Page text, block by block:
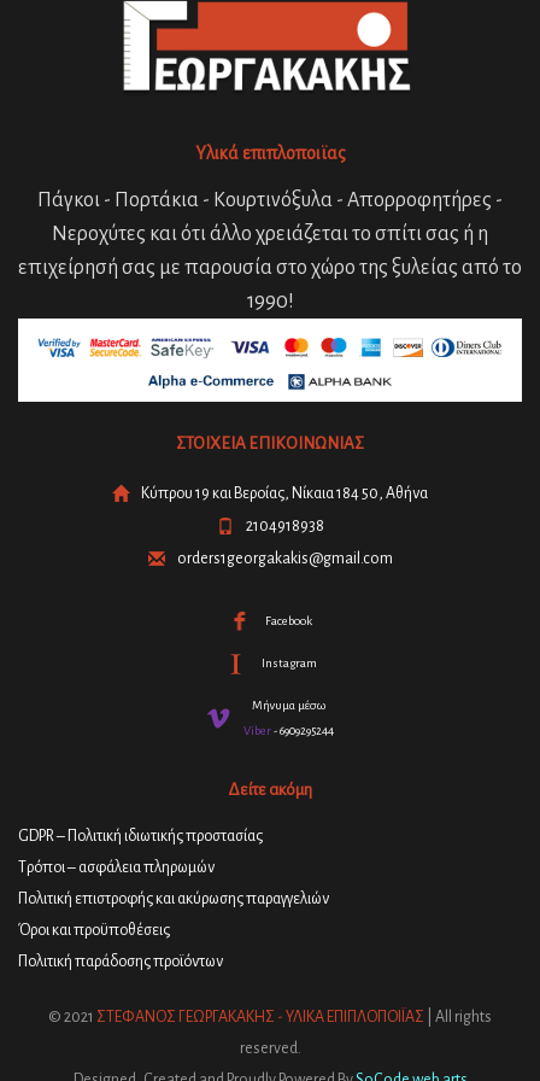
Υλικά επιπλοποιϊας
Πάγκοι - Πορτάκια - Κουρτινόξυλα - Απορροφητήρες -
Νεροχύτες και ότι άλλο χρειάζεται το σπίτι σας ή η
επιχείρησή σας με παρουσία στο χώρο της ξυλείας από το
1990!
ΣΤΟΙΧΕΙΑ ΕΠΙΚΟΙΝΩΝΙΑΣ
Κύπρου 19 και Βεροίας, Νίκαια 184 50, Αθήνα
2104918938
orders1georgakakis@gmail.com
Facebook
Instagram
Μήνυμα μέσω
Viber- 6909295244
Δείτε ακόμη
GDPR – Πολιτική ιδιωτικής προστασίας
Τρόποι – ασφάλεια πληρωμών
Πολιτική επιστροφής και ακύρωσης παραγγελιών
Όροι και προϋποθέσεις
Πολιτική παράδοσης προϊόντων
© 2021 ΣΤΕΦΑΝΟΣ ΓΕΩΡΓΑΚΑΚΗΣ - ΥΛΙΚΑ ΕΠΙΠΛΟΠΟΙΪΑΣ | All rights
reserved.